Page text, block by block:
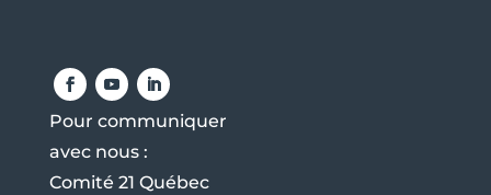
Pour communiquer
avec nous :
Comité 21 Québec